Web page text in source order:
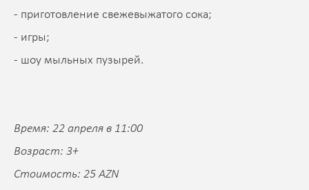
- приготовление свежевыжатого сока;
- игры;
- шоу мыльных пузырей.
Время: 22 апреля в 11:00
Возраст: 3+
Стоимость: 25 AZN